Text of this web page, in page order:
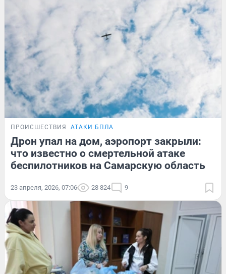
ПРОИСШЕСТВИЯ АТАКИ БПЛА
Дрон упал на дом, аэропорт закрыли:
что известно о смертельной атаке
беспилотников на Самарскую область
23 апреля, 2026, 07:06 28 824 9